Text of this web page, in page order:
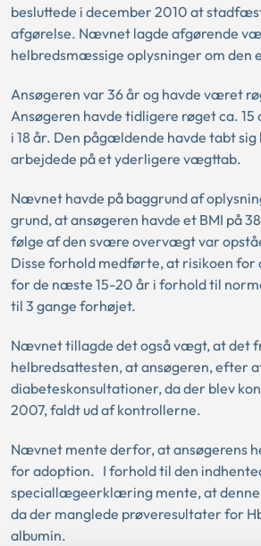
besluttede i december 2010 at
afgørelse. Nævnet lagde afgørende
helbredsmæssige oplysninger om den
Ansøgeren var 36 år og havde været
Ansøgeren havde tidligere røget ca.
i 18 år. Den pågældende havde tabt
arbejdede på et yderligere vægttab.
Nævnet havde på baggrund af
grund, at ansøgeren havde et BMI på
følge af den svære overvægt var
Disse forhold medførte, at risikoen for
for de næste 15-20 år i forhold til
til 3 gange forhøjet.
Nævnet tillagde det også vægt, at det
helbredsattesten, at ansøgeren, efter
diabeteskonsultationer, da der blev
2007, faldt ud af kontrollerne.
Nævnet mente derfor, at ansøgerens
for adoption. I forhold til den
speciallægeerklæring mente, at
da der manglede prøveresultater for
albumin.